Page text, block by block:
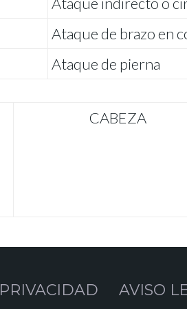
Ataque de brazo en
Ataque de pierna
CABEZA
PRIVACIDAD AVISO